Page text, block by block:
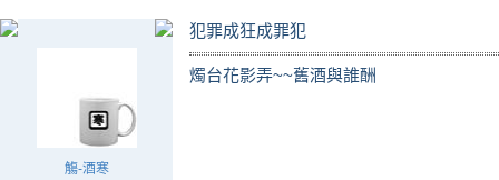
觴-酒寒
犯罪成狂成罪犯
燭台花影弄~~舊酒與誰酬